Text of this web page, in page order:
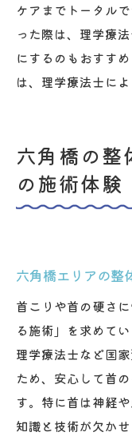
ケアまでトータル
った際は、理学療
にするのもおすす
は、理学療法士に
六角橋の整
の施術体験
六角橋エリアの整
首こりや首の硬さ
る施術」を求めて
理学療法士など国
ため、安心して首
す。特に首は神経
知識と技術が欠かせ